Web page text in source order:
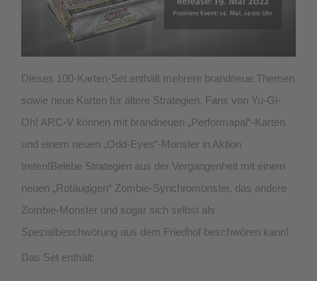
Dieses 100-Karten-Set enthält mehrere brandneue Themen
sowie neue Karten für ältere Strategien. Fans von Yu-Gi-
Oh! ARC-V können mit brandneuen „Performapal“-Karten
und einem neuen „Odd-Eyes“-Monster in Aktion
treten!Belebe Strategien aus der Vergangenheit mit einem
neuen „Rotäugigen“ Zombie-Synchromonster, das andere
Zombie-Monster und sogar sich selbst als
Spezialbeschwörung aus dem Friedhof beschwören kann!
Das Set enthält: